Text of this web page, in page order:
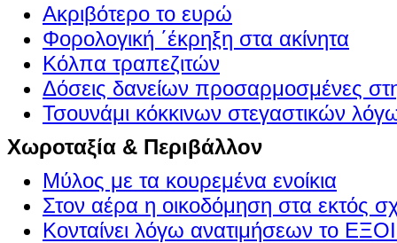
Ακριβότερο το ευρώ
Φορολογική ΄έκρηξη στα ακίνητα
Κόλπα τραπεζιτών
Δόσεις δανείων προσαρμοσμένες
Τσουνάμι κόκκινων στεγαστικών
Χωροταξία & Περιβάλλον
Μύλος με τα κουρεμένα ενοίκια
Στον αέρα η οικοδόμηση στα εκτός
Κονταίνει λόγω ανατιμήσεων το